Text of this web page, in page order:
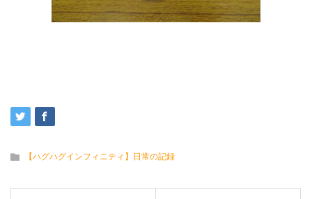
【ハグハグインフィニティ】日常の記録